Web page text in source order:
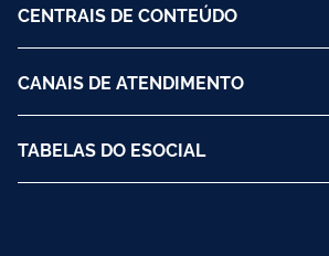
CENTRAIS DE CONTEÚDO
CANAIS DE ATENDIMENTO
TABELAS DO ESOCIAL